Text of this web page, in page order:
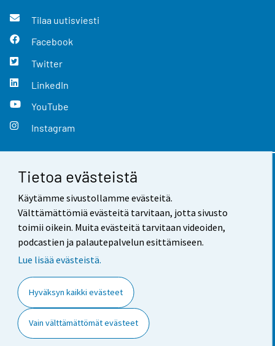
Tietoa evästeistä
Käytämme sivustollamme evästeitä.
Välttämättömiä evästeitä tarvitaan, jotta sivusto
toimii oikein. Muita evästeitä tarvitaan videoiden,
podcastien ja palautepalvelun esittämiseen.
Lue lisää evästeistä.
Hyväksyn kaikki evästeet
Vain välttämättömät evästeet
Tilaa uutisviesti
Facebook
Twitter
LinkedIn
YouTube
Instagram
Yhteystiedot
Palaute
Käyttöehdot
Saavutettavuus
Tietoa sivustosta
Evästeasetukset